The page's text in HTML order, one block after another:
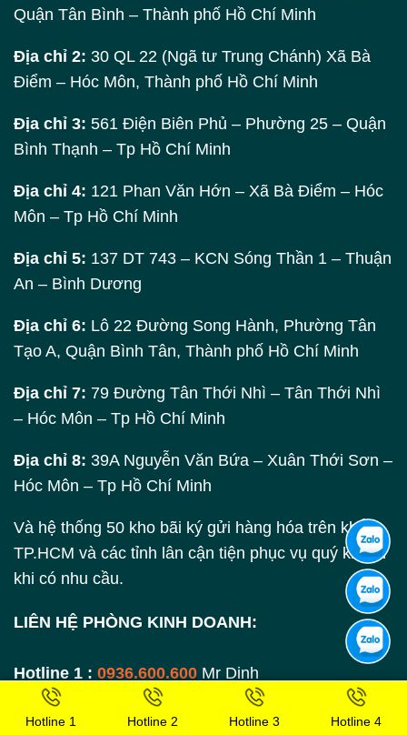
Quận Tân Bình – Thành phố Hồ Chí Minh
Địa chỉ 2: 30 QL 22 (Ngã tư Trung Chánh) Xã Bà
Điểm – Hóc Môn, Thành phố Hồ Chí Minh
Địa chỉ 3: 561 Điện Biên Phủ – Phường 25 – Quận
Bình Thạnh – Tp Hồ Chí Minh
Địa chỉ 4: 121 Phan Văn Hớn – Xã Bà Điểm – Hóc
Môn – Tp Hồ Chí Minh
Địa chỉ 5: 137 DT 743 – KCN Sóng Thần 1 – Thuận
An – Bình Dương
Địa chỉ 6: Lô 22 Đường Song Hành, Phường Tân
Tạo A, Quận Bình Tân, Thành phố Hồ Chí Minh
Địa chỉ 7: 79 Đường Tân Thới Nhì – Tân Thới Nhì
– Hóc Môn – Tp Hồ Chí Minh
Địa chỉ 8: 39A Nguyễn Văn Bứa – Xuân Thới Sơn –
Hóc Môn – Tp Hồ Chí Minh
Và hệ thống 50 kho bãi ký gửi hàng hóa trên khắp
TP.HCM và các tỉnh lân cận tiện phục vụ quý khách
khi có nhu cầu.
LIÊN HỆ PHÒNG KINH DOANH:
Hotline 1 : 0936.600.600 Mr Dinh
Hotline 2 :
0917.63.63.67
Ms Nhung
Hotline 3 :
0909.077.234 Ms Yến
Hotline 1 Hotline 2 Hotline 3 Hotline 4